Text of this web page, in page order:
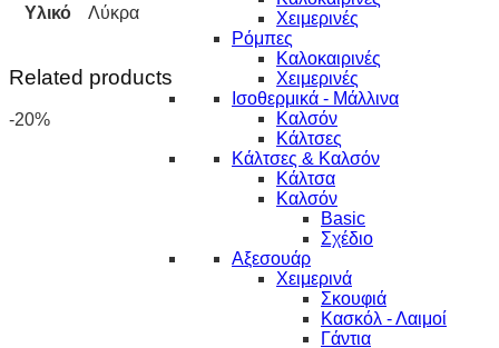
Χειμερινές
Ρόμπες
Καλοκαιρινές
Χειμερινές
Ισοθερμικά - Μάλλινα
Καλσόν
Κάλτσες
Κάλτσες & Καλσόν
Κάλτσα
Καλσόν
Basic
Σχέδιο
Αξεσουάρ
Χειμερινά
Σκουφιά
Κασκόλ - Λαιμοί
Γάντια
Υλικό Λύκρα
Related products
-20%